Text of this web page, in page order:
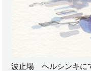
波止場 ヘルシンキに